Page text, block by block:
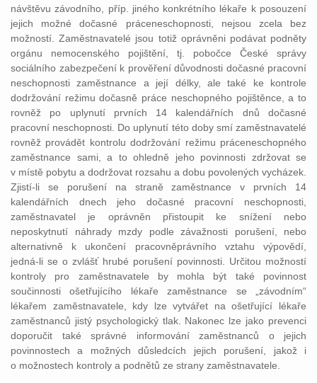
návštěvu závodního, příp. jiného konkrétního lékaře k posouzení
jejich možné dočasné práceneschopnosti, nejsou zcela bez
možností. Zaměstnavatelé jsou totiž oprávněni podávat podněty
orgánu nemocenského pojištění, tj. pobočce České správy
sociálního zabezpečení k prověření důvodnosti dočasné pracovní
neschopnosti zaměstnance a její délky, ale také ke kontrole
dodržování režimu dočasně práce neschopného pojištěnce, a to
rovněž po uplynutí prvních 14 kalendářních dnů dočasné
pracovní neschopnosti. Do uplynutí této doby smí zaměstnavatelé
rovněž provádět kontrolu dodržování režimu práceneschopného
zaměstnance sami, a to ohledně jeho povinnosti zdržovat se
v místě pobytu a dodržovat rozsahu a dobu povolených vycházek.
Zjistí-li se porušení na straně zaměstnance v prvních 14
kalendářních dnech jeho dočasné pracovní neschopnosti,
zaměstnavatel je oprávněn přistoupit ke snížení nebo
neposkytnutí náhrady mzdy podle závažnosti porušení, nebo
alternativně k ukončení pracovněprávního vztahu výpovědí,
jedná-li se o zvlášť hrubé porušení povinnosti. Určitou možností
kontroly pro zaměstnavatele by mohla být také povinnost
součinnosti ošetřujícího lékaře zaměstnance se „závodním“
lékařem zaměstnavatele, kdy lze vytvářet na ošetřující lékaře
zaměstnanců jistý psychologický tlak. Nakonec lze jako prevenci
doporučit také správné informování zaměstnanců o jejich
povinnostech a možných důsledcích jejich porušení, jakož i
o možnostech kontroly a podnětů ze strany zaměstnavatele.